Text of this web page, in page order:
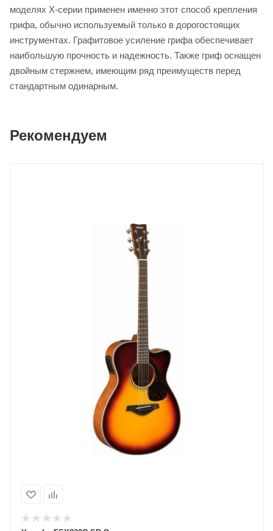
моделях X-серии применен именно этот способ крепления
грифа, обычно используемый только в дорогостоящих
инструментах. Графитовое усиление грифа обеспечивает
наибольшую прочность и надежность. Также гриф оснащен
двойным стержнем, имеющим ряд преимуществ перед
стандартным одинарным.
Рекомендуем